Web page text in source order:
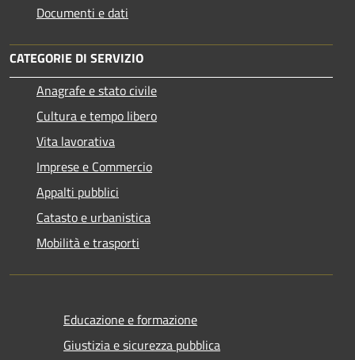
Documenti e dati
CATEGORIE DI SERVIZIO
Anagrafe e stato civile
Cultura e tempo libero
Vita lavorativa
Imprese e Commercio
Appalti pubblici
Catasto e urbanistica
Mobilità e trasporti
Educazione e formazione
Giustizia e sicurezza pubblica